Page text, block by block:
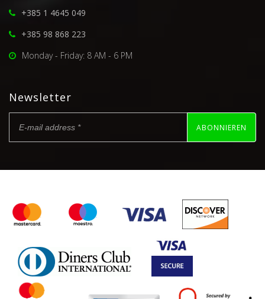
+385 1 4645 049
+385 98 868 223
Monday - Friday: 8 AM - 6 PM
Newsletter
ABONNIEREN